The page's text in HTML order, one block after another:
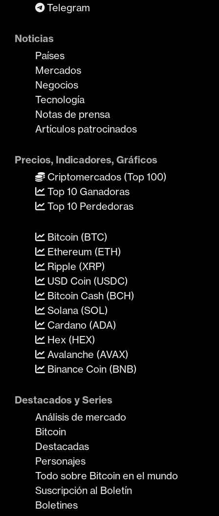
Telegram
Noticias
Países
Mercados
Negocios
Tecnología
Notas de prensa
Artículos patrocinados
Precios, Indicadores, Gráficos
Criptomercados (Top 100)
Top 10 Ganadoras
Top 10 Perdedoras
Bitcoin (BTC)
Ethereum (ETH)
Ripple (XRP)
USD Coin (USDC)
Bitcoin Cash (BCH)
Solana (SOL)
Cardano (ADA)
Hex (HEX)
Avalanche (AVAX)
Binance Coin (BNB)
Destacados y Series
Análisis de mercado
Bitcoin
Destacadas
Personajes
Todo sobre Bitcoin en el mundo
Suscripción al Boletín
Boletines